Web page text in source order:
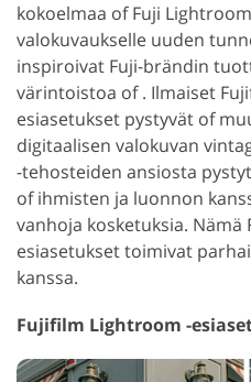
kokoelmaa of Fuji
valokuvaukselle uuden
inspiroivat Fuji-brändin
värintoistoa of . Ilmaiset
esiasetukset pystyvät of
digitaalisen valokuvan
-tehosteiden ansiosta
of ihmisten ja luonnon
vanhoja kosketuksia. Nämä
esiasetukset toimivat
kanssa.
Fujifilm Lightroom -